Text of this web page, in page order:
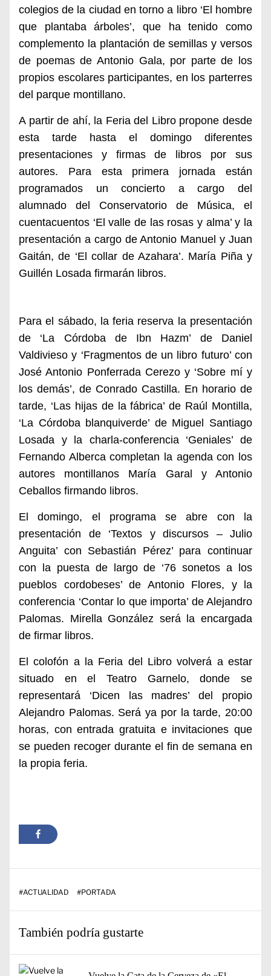
colegios de la ciudad en torno a libro ‘El hombre
que plantaba árboles’, que ha tenido como
complemento la plantación de semillas y versos
de poemas de Antonio Gala, por parte de los
propios escolares participantes, en los parterres
del parque montillano.
A partir de ahí, la Feria del Libro propone desde
esta tarde hasta el domingo diferentes
presentaciones y firmas de libros por sus
autores. Para esta primera jornada están
programados un concierto a cargo del
alumnado del Conservatorio de Música, el
cuentacuentos ‘El valle de las rosas y alma’ y la
presentación a cargo de Antonio Manuel y Juan
Gaitán, de ‘El collar de Azahara’. María Piña y
Guillén Losada firmarán libros.
Para el sábado, la feria reserva la presentación
de ‘La Córdoba de Ibn Hazm’ de Daniel
Valdivieso y ‘Fragmentos de un libro futuro’ con
José Antonio Ponferrada Cerezo y ‘Sobre mí y
los demás’, de Conrado Castilla. En horario de
tarde, ‘Las hijas de la fábrica’ de Raúl Montilla,
‘La Córdoba blanquiverde’ de Miguel Santiago
Losada y la charla-conferencia ‘Geniales’ de
Fernando Alberca completan la agenda con los
autores montillanos María Garal y Antonio
Ceballos firmando libros.
El domingo, el programa se abre con la
presentación de ‘Textos y discursos – Julio
Anguita’ con Sebastián Pérez’ para continuar
con la puesta de largo de ‘76 sonetos a los
pueblos cordobeses’ de Antonio Flores, y la
conferencia ‘Contar lo que importa’ de Alejandro
Palomas. Mirella González será la encargada
de firmar libros.
El colofón a la Feria del Libro volverá a estar
situado en el Teatro Garnelo, donde se
representará ‘Dicen las madres’ del propio
Alejandro Palomas. Será ya por la tarde, 20:00
horas, con entrada gratuita e invitaciones que
se pueden recoger durante el fin de semana en
la propia feria.
#ACTUALIDAD #PORTADA
También podría gustarte